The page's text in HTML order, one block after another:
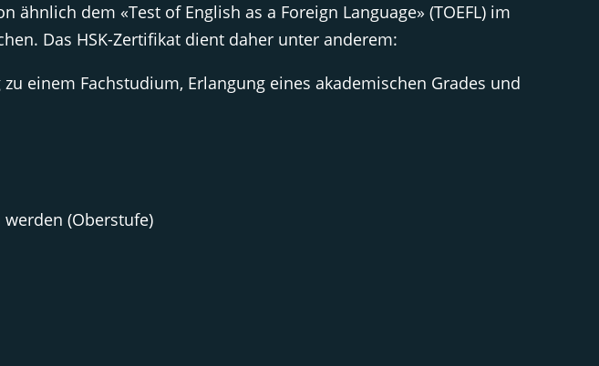
dem «Test of English as a Foreign Language» (TOEFL) im
Das HSK-Zertifikat dient daher unter anderem:
einem Fachstudium, Erlangung eines akademischen Grades und
(Oberstufe)